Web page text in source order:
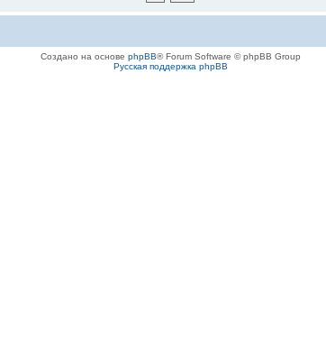
Создано на основе phpBB® Forum Software © phpBB Group
Русская поддержка phpBB